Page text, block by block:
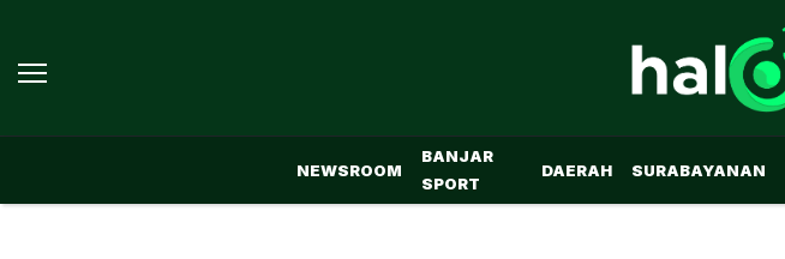
NEWSROOM
BANJAR
SPORT
DAERAH SURABAYANAN